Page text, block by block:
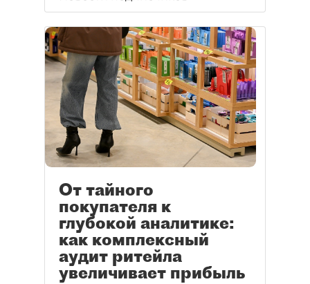
От тайного
покупателя к
глубокой аналитике:
как комплексный
аудит ритейла
увеличивает прибыль